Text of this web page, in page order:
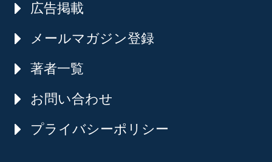
広告掲載
メールマガジン登録
著者一覧
お問い合わせ
プライバシーポリシー